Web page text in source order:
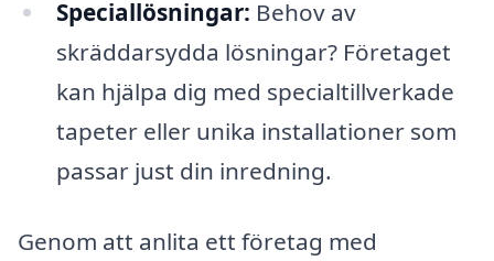
Speciallösningar: Behov av
skräddarsydda lösningar? Företaget
kan hjälpa dig med specialtillverkade
tapeter eller unika installationer som
passar just din inredning.
Genom att anlita ett företag med